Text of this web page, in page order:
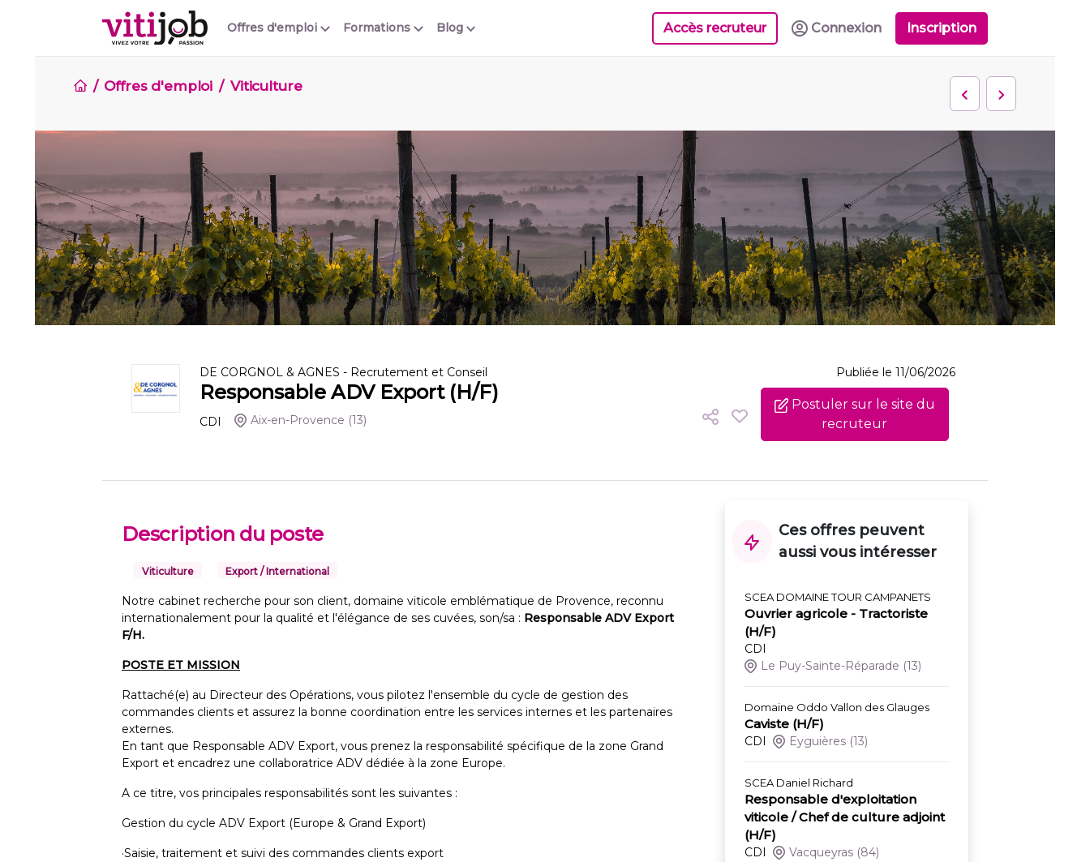
Offres d'emploi Blog
Formations Accès recruteur Connexion Inscription
Offres d'emploi Viticulture
DE CORGNOL & AGNES - Recrutement et Conseil
Responsable ADV Export (H/F)
CDI Aix-en-Provence (13)
Publiée le 11/06/2026
Postuler sur le site du
recruteur
Description du poste
Viticulture Export / International
Notre cabinet recherche pour son client, domaine viticole emblématique de Provence, reconnu
internationalement pour la qualité et l'élégance de ses cuvées, son/sa : Responsable ADV Export
F/H.
POSTE ET MISSION
Rattaché(e) au Directeur des Opérations, vous pilotez l'ensemble du cycle de gestion des
commandes clients et assurez la bonne coordination entre les services internes et les partenaires
externes.
En tant que Responsable ADV Export, vous prenez la responsabilité spécifique de la zone Grand
Export et encadrez une collaboratrice ADV dédiée à la zone Europe.
A ce titre, vos principales responsabilités sont les suivantes :
Gestion du cycle ADV Export (Europe & Grand Export)
·Saisie, traitement et suivi des commandes clients export
Ces offres peuvent
aussi vous intéresser
SCEA DOMAINE TOUR CAMPANETS
Ouvrier agricole - Tractoriste
(H/F)
CDI
Le Puy-Sainte-Réparade (13)
Domaine Oddo Vallon des Glauges
Caviste (H/F)
CDI Eyguières (13)
SCEA Daniel Richard
Responsable d'exploitation
viticole / Chef de culture adjoint
(H/F)
CDI Vacqueyras (84)